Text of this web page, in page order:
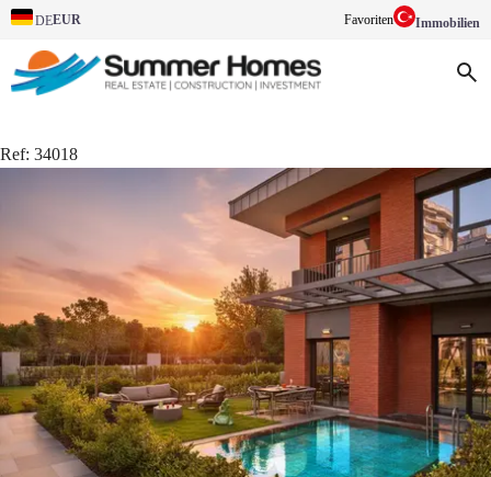
DEEUR Favoriten Immobilien
Ref: 34018